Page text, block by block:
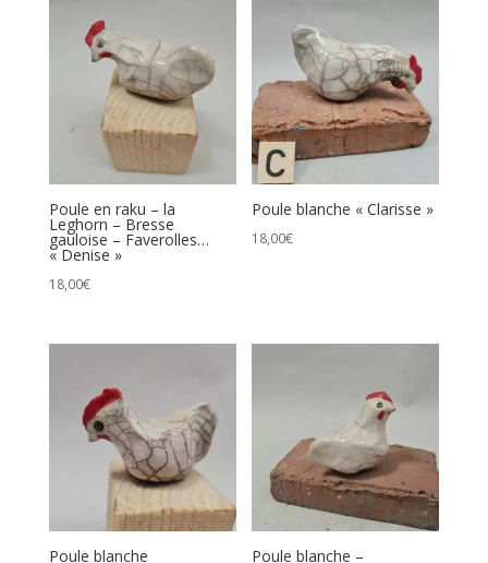
Poule en raku – la
Leghorn – Bresse
gauloise – Faverolles…
« Denise »
18,00€
Poule blanche « Clarisse »
18,00€
Poule blanche Poule blanche –